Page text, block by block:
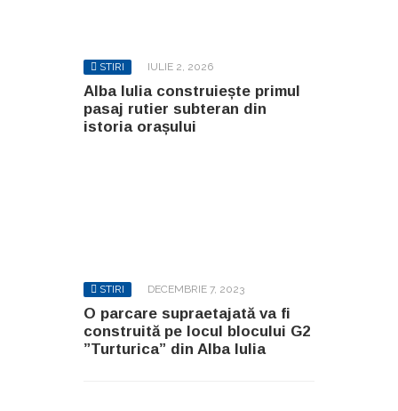
STIRI IULIE 2, 2026
Alba Iulia construiește primul
pasaj rutier subteran din
istoria orașului
STIRI DECEMBRIE 7, 2023
O parcare supraetajată va fi
construită pe locul blocului G2
”Turturica” din Alba Iulia